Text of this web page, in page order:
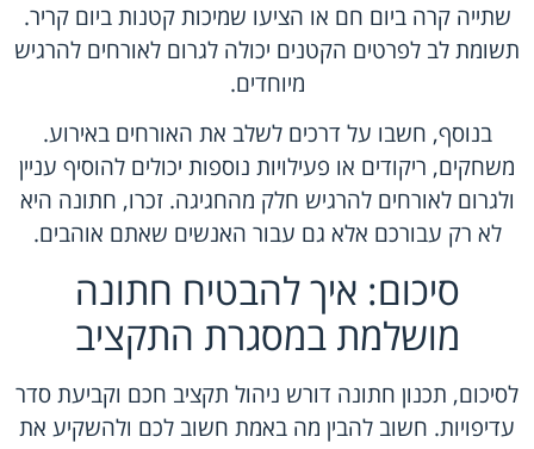
שתייה קרה ביום חם או הציעו שמיכות קטנות ביום קריר.
תשומת לב לפרטים הקטנים יכולה לגרום לאורחים להרגיש
מיוחדים.
בנוסף, חשבו על דרכים לשלב את האורחים באירוע.
משחקים, ריקודים או פעילויות נוספות יכולים להוסיף עניין
ולגרום לאורחים להרגיש חלק מהחגיגה. זכרו, חתונה היא
לא רק עבורכם אלא גם עבור האנשים שאתם אוהבים.
סיכום: איך להבטיח חתונה
מושלמת במסגרת התקציב
לסיכום, תכנון חתונה דורש ניהול תקציב חכם וקביעת סדר
עדיפויות. חשוב להבין מה באמת חשוב לכם ולהשקיע את